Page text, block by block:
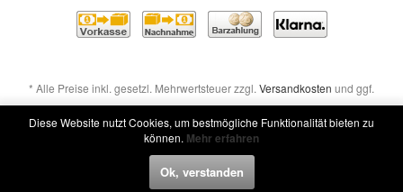
* Alle Preise inkl. gesetzl. Mehrwertsteuer zzgl. Versandkosten und ggf.
Nachnahmegebühren, wenn nicht anders beschrieben
Widerruf erklären
Diese Website nutzt Cookies, um bestmögliche Funktionalität bieten zu
können. Mehr erfahren
Ok, verstanden